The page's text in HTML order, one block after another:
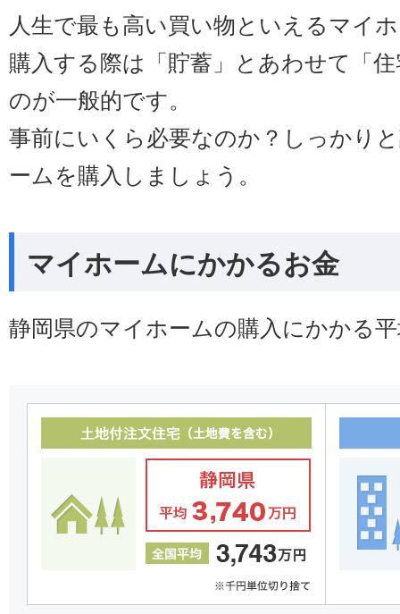
人生で最も高い買い物といえるマイ
購入する際は「貯蓄」とあわせて「
のが一般的です。
事前にいくら必要なのか？しっかり
ームを購入しましょう。
マイホームにかかるお金
静岡県のマイホームの購入にかかる